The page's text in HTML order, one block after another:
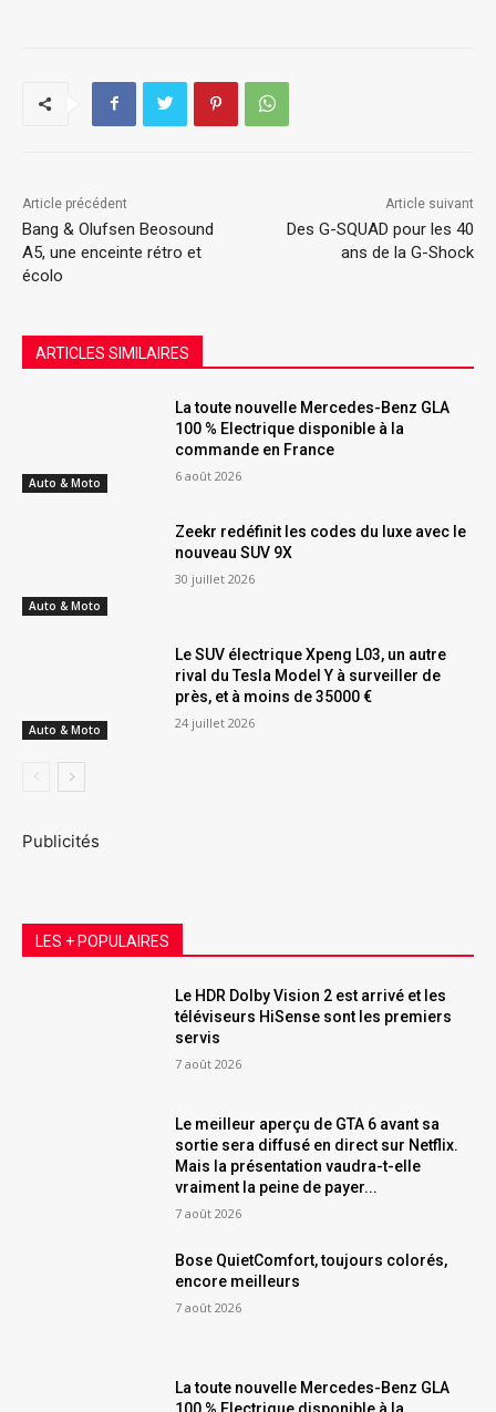
Article précédent
Bang & Olufsen Beosound
A5, une enceinte rétro et
écolo
Article suivant
Des G-SQUAD pour les 40
ans de la G-Shock
ARTICLES SIMILAIRES
Auto & Moto
La toute nouvelle Mercedes-Benz GLA
100 % Electrique disponible à la
commande en France
6 août 2026
Auto & Moto
Zeekr redéfinit les codes du luxe avec le
nouveau SUV 9X
30 juillet 2026
Auto & Moto
Le SUV électrique Xpeng L03, un autre
rival du Tesla Model Y à surveiller de
près, et à moins de 35000 €
24 juillet 2026
Publicités
LES + POPULAIRES
Le HDR Dolby Vision 2 est arrivé et les
téléviseurs HiSense sont les premiers
servis
7 août 2026
Le meilleur aperçu de GTA 6 avant sa
sortie sera diffusé en direct sur Netflix.
Mais la présentation vaudra-t-elle
vraiment la peine de payer...
7 août 2026
Bose QuietComfort, toujours colorés,
encore meilleurs
7 août 2026
La toute nouvelle Mercedes-Benz GLA